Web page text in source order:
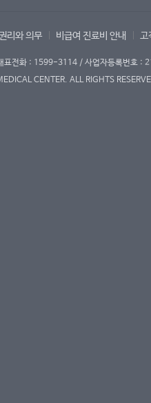
리와 의무 비급여 진료비 안내 고
표전화 : 1599-3114 / 사업자등록번호
CENTER. ALL RIGHTS